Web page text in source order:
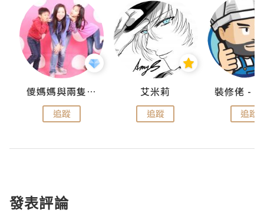
儍媽媽與兩隻小魔怪之家
追蹤
艾米莉
追蹤 追蹤
發表評論